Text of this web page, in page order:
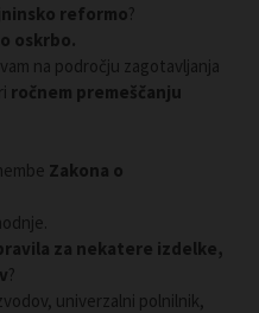
reformo?
oskrbo.
na področju zagotavljanja
ročnem premeščanju
Zakona o
za nekatere izdelke,
?
univerzalni polnilnik,